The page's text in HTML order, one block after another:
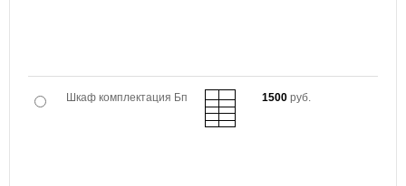
Шкаф комплектация Бп 1500 руб.